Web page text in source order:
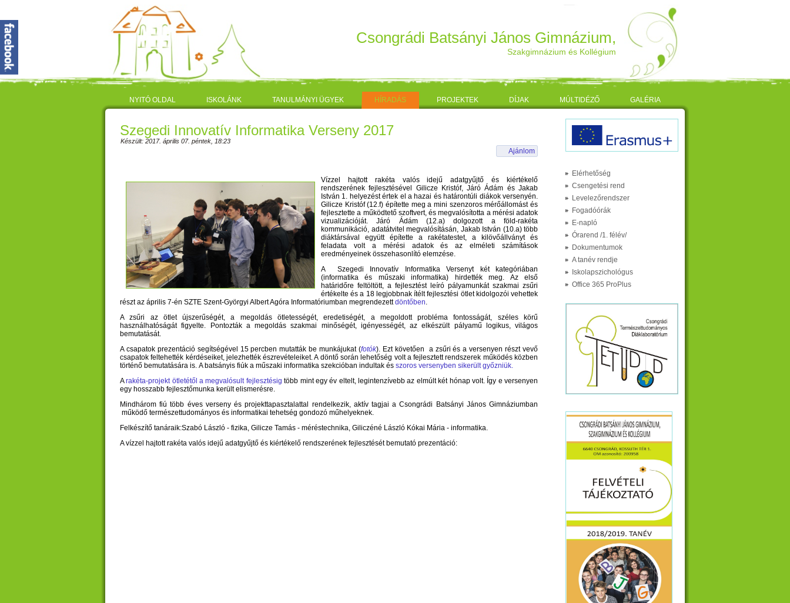
Csongrádi Batsányi János Gimnázium,
Szakgimnázium és Kollégium
NYITÓ OLDAL ISKOLÁNK TANULMÁNYI ÜGYEK HÍRADÁS PROJEKTEK DÍJAK MÚLTIDÉZŐ GALÉRIA
Szegedi Innovatív Informatika Verseny 2017
Készült: 2017. április 07. péntek, 18:23
Ajánlom
Vízzel hajtott rakéta valós idejű adatgyűjtő és kiértékelő
rendszerének fejlesztésével Gilicze Kristóf, Járó Ádám és Jakab
István 1. helyezést értek el a hazai és határontúli diákok versenyén.
Gilicze Kristóf (12.f) építette meg a mini szenzoros mérőállomást és
fejlesztette a működtető szoftvert, és megvalósította a mérési adatok
vizualizációját. Járó Ádám (12.a) dolgozott a föld-rakéta
kommunikáció, adatátvitel megvalósításán, Jakab István (10.a) több
diáktársával együtt építette a rakétatestet, a kilövőállványt és
feladata volt a mérési adatok és az elméleti számítások
eredményeinek összehasonlító elemzése.
A Szegedi Innovatív Informatika Versenyt két kategóriában
(informatika és műszaki informatika) hirdették meg. Az első
határidőre feltöltött, a fejlesztést leíró pályamunkát szakmai zsűri
értékelte és a 18 legjobbnak ítélt fejlesztési ötlet kidolgozói vehettek
részt az április 7-én SZTE Szent-Györgyi Albert Agóra Informatóriumban megrendezettdöntőben.
A zsűri az ötlet újszerűségét, a megoldás ötletességét, eredetiségét, a megoldott probléma fontosságát, széles körű
használhatóságát figyelte. Pontozták a megoldás szakmai minőségét, igényességét, az elkészült pályamű logikus, világos
bemutatását.
A csapatok prezentáció segítségével 15 percben mutatták be munkájukat (fotók). Ezt követően a zsűri és a versenyen részt vevő
csapatok feltehették kérdéseiket, jelezhették észrevételeiket. A döntő során lehetőség volt a fejlesztett rendszerek működés közben
történő bemutatására is. A batsányis fiúk a műszaki informatika szekcióban indultak és szoros versenyben sikerült győzniük.
Arakéta-projekt ötletétől a megvalósult fejlesztésig több mint egy év eltelt, legintenzívebb az elmúlt két hónap volt. Így e versenyen
egy hosszabb fejlesztőmunka került elismerésre.
Mindhárom fiú több éves verseny és projekttapasztalattal rendelkezik, aktív tagjai a Csongrádi Batsányi János Gimnáziumban
működő természettudományos és informatikai tehetség gondozó műhelyeknek.
Felkészítő tanáraik:Szabó László - fizika, Gilicze Tamás - méréstechnika, Giliczéné László Kókai Mária - informatika.
A vízzel hajtott rakéta valós idejű adatgyűjtő és kiértékelő rendszerének fejlesztését bemutató prezentáció:
Elérhetőség
Csengetési rend
Levelezőrendszer
Fogadóórák
E-napló
Órarend /1. félév/
Dokumentumok
A tanév rendje
Iskolapszichológus
Office 365 ProPlus